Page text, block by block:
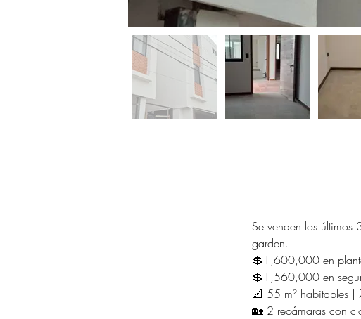
Se venden los
garden.
💲1,600,000 en
💲1,560,000 en
📐 55 m² habitables |
🏡 2 recámaras con